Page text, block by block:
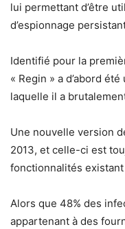
lui permettant d’être
d’espionnage
Identifié pour la
« Regin » a d’abord
laquelle il a
Une nouvelle version
2013, et celle-ci est
fonctionnalités
Alors que 48% des
appartenant à des